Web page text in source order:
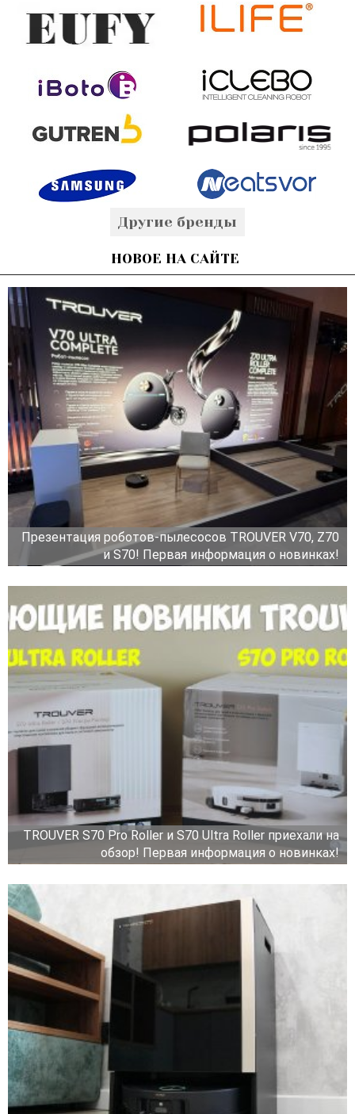
Другие бренды
НОВОЕ НА САЙТЕ
Презентация роботов-пылесосов TROUVER V70, Z70
и S70! Первая информация о новинках!
TROUVER S70 Pro Roller и S70 Ultra Roller приехали на
обзор! Первая информация о новинках!